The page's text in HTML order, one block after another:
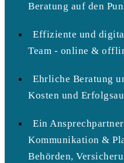
Beratung auf den
Effiziente und
Team - online &
Ehrliche Beratung
Kosten und
Ein
Kommunikation &
Behörden,